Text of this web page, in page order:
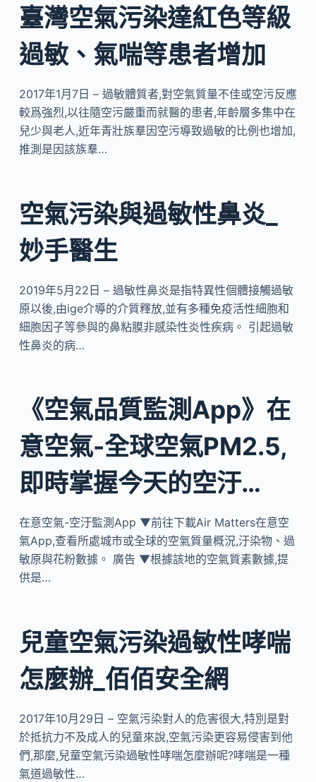
臺灣空氣污染達紅色等級
過敏、氣喘等患者增加
2017年1月7日 – 過敏體質者,對空氣質量不佳或空污反應
較爲強烈,以往隨空污嚴重而就醫的患者,年齡層多集中在
兒少與老人,近年青壯族羣因空污導致過敏的比例也增加,
推測是因該族羣…
空氣污染與過敏性鼻炎_
妙手醫生
2019年5月22日 – 過敏性鼻炎是指特異性個體接觸過敏
原以後,由ige介導的介質釋放,並有多種免疫活性細胞和
細胞因子等參與的鼻粘膜非感染性炎性疾病。 引起過敏
性鼻炎的病…
《空氣品質監測App》在
意空氣-全球空氣PM2.5,
即時掌握今天的空汙…
在意空氣-空汙監測App ▼前往下載Air Matters在意空
氣App,查看所處城市或全球的空氣質量概況,汙染物、過
敏原與花粉數據。 廣告 ▼根據該地的空氣質素數據,提
供是…
兒童空氣污染過敏性哮喘
怎麼辦_佰佰安全網
2017年10月29日 – 空氣污染對人的危害很大,特別是對
於抵抗力不及成人的兒童來說,空氣污染更容易侵害到他
們,那麼,兒童空氣污染過敏性哮喘怎麼辦呢?哮喘是一種
氣道過敏性…